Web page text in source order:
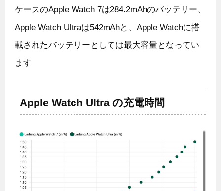
ケースのApple Watch 7は284.2mAhのバッテリー、
Apple Watch Ultraは542mAhと、Apple Watchに搭
載されたバッテリーとしては最大容量となってい
ます
Apple Watch Ultra の充電時間